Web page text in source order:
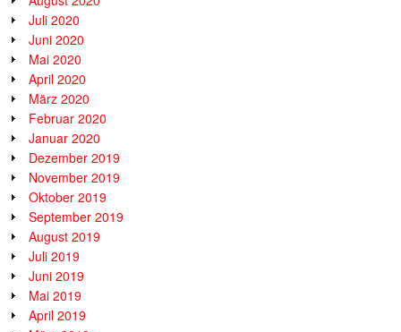
Juli 2020
Juni 2020
Mai 2020
April 2020
März 2020
Februar 2020
Januar 2020
Dezember 2019
November 2019
Oktober 2019
September 2019
August 2019
Juli 2019
Juni 2019
Mai 2019
April 2019